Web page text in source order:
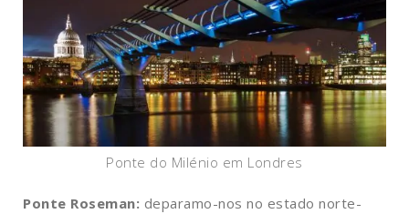
Ponte do Milénio em Londres
Ponte Roseman: deparamo-nos no estado norte-